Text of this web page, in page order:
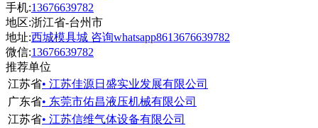
手机:13676639782
地区:浙江省-台州市
地址:西城模具城 咨询whatsapp8613676639782
微信:13676639782
推荐单位
江苏省• 江苏佳源日盛实业发展有限公司
广东省• 东莞市佑昌液压机械有限公司
江苏省• 江苏信维气体设备有限公司